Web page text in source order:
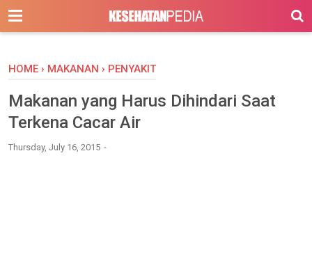
-->
HOME › MAKANAN › PENYAKIT
Makanan yang Harus Dihindari Saat
Terkena Cacar Air
Thursday, July 16, 2015